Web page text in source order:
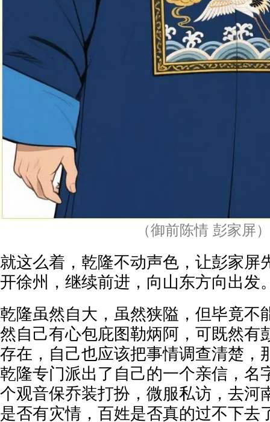
（御前陈情 彭家屏）
就这么着，乾隆不动声色，让彭家屏
开徐州，继续前进，向山东方向出发
乾隆虽然自大，虽然狭隘，但毕竟不
然自己有心包庇图勒炳阿，可既然有
存在，自己也应该把事情调查清楚，
乾隆专门派出了自己的一个亲信，名
个观音保乔装打扮，微服私访，去河
是否有灾情，百姓是否真的过不下去